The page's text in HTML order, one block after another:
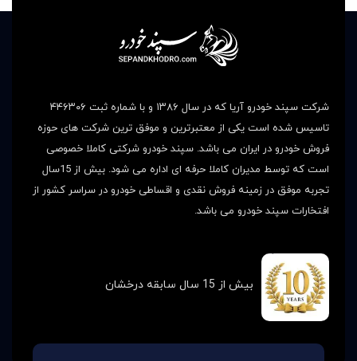
شرکت سپند خودرو آریا که در سال ۱۳۸۶ و با شماره ثبت ۴۴۶۳۰۶
تاسیس شده است یکی از معتبرترین و موفق ترین شرکت های حوزه
فروش خودرو در ایران می باشد. سپند خودرو شرکتی کاملا خصوصی
است که توسط مدیران کاملا حرفه ای اداره می شود. بیش از 15سال
تجربه موفق در زمینه فروش نقدی و اقساطی خودرو در سراسر کشور از
افتخارات سپند خودرو می باشد.
بیش از 15 سال سابقه درخشان